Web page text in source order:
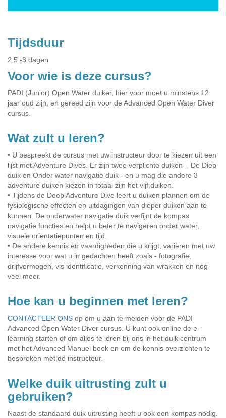
Tijdsduur
2,5 -3 dagen
Voor wie is deze cursus?
PADI (Junior) Open Water duiker, hier voor moet u minstens 12
jaar oud zijn, en gereed zijn voor de Advanced Open Water Diver
cursus.
Wat zult u leren?
• U bespreekt de cursus met uw instructeur door te kiezen uit een
lijst met Adventure Dives. Er zijn twee verplichte duiken – De Diep
duik en Onder water navigatie duik - en u mag die andere 3
adventure duiken kiezen in totaal zijn het vijf duiken.
• Tijdens de Deep Adventure Dive leert u duiken plannen om de
fysiologische effecten en uitdagingen van dieper duiken aan te
kunnen. De onderwater navigatie duik verfijnt de kompas
navigatie functies en helpt u beter te navigeren onder water,
visuele oriëntatiepunten en tijd.
• De andere kennis en vaardigheden die u krijgt, variëren met uw
interesse voor wat u in gedachten heeft zoals - fotografie,
drijfvermogen, vis identificatie, verkenning van wrakken en nog
veel meer.
Hoe kan u beginnen met leren?
CONTACTEER ONS op om u aan te melden voor de PADI
Advanced Open Water Diver cursus. U kunt ook online de e-
learning starten of om alles te leren bij ons in het duik centrum
met het Advanced Manuel boek en om de kennis overzichten te
bespreken met de instructeur.
Welke duik uitrusting zult u
gebruiken?
Naast de standaard duik uitrusting heeft u ook een kompas nodig.